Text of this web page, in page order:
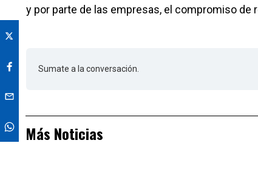
y por parte de las empresas, el compromiso de
Sumate a la conversación.
Más Noticias